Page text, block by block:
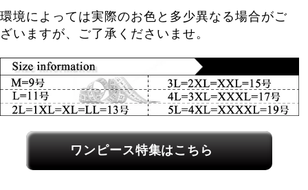
環境によっては実際のお色と多少異なる場合がご
ざいますが、ご了承くださいませ。
関連カテゴリーへのリンク
ワンピース特集はこちら